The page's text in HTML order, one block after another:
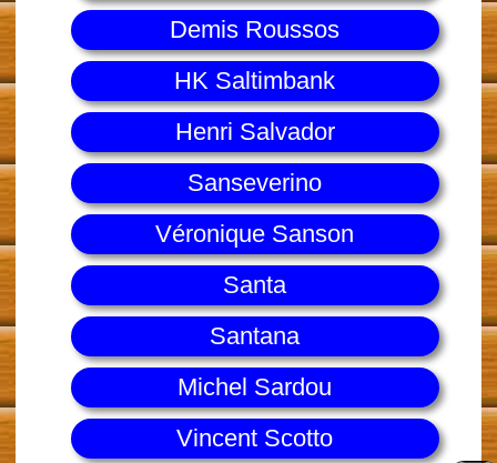
Demis Roussos
HK Saltimbank
Henri Salvador
Sanseverino
Véronique Sanson
Santa
Santana
Michel Sardou
Vincent Scotto